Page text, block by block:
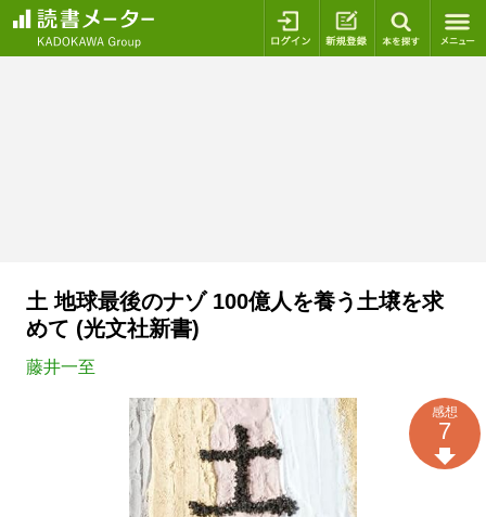
ログイン 新規登録
土 地球最後のナゾ 100億人を養う土壌を求
めて (光文社新書)
藤井一至
感想
7